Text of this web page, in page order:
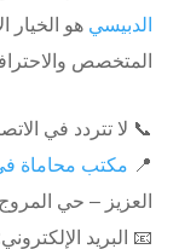
الدبيسي هو الخيار
المتخصص
📞 لا تتردد في الاتصال
📍 مكتب محاماة
العزيز – حي
📧 البريد